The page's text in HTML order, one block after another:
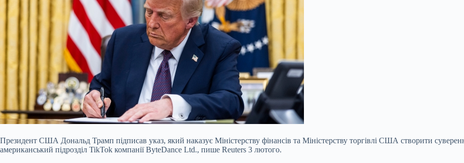
Президент США Дональд Трамп підписав указ, який наказує Міністерству фінансів та Міністерству торгівлі США створити
американський підрозділ TikTok компанії ByteDance Ltd., пише Reuters 3 лютого.